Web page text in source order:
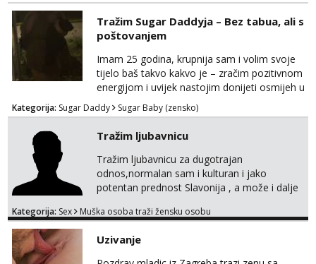
Tražim Sugar Daddyja – Bez tabua, ali s
poštovanjem
Imam 25 godina, krupnija sam i volim svoje
tijelo baš takvo kakvo je – zračim pozitivnom
energijom i uvijek nastojim donijeti osmijeh u
nečiji dan. Tražim zrelu, galantnu osobu za
ugodno, opušteno i uzajamno korisno
druženje – bez lažnih obećanja i s puno
iskrenosti. Nisam prostitutka, niti želim biti –
ne zanima me “posao”, već odnos temeljen
na međusobnom poštovanju, povjerenju i
pažnji. Voli...
Kategorija: Sugar Daddy Sugar Baby (zensko)
Tražim ljubavnicu
Tražim ljubavnicu za dugotrajan
odnos,normalan sam i kulturan i jako
potentan prednost Slavonija , a može i dalje
ozbiljne žene koje su se našle u mom oglasu.
Kategorija: Sex Muška osoba traži žensku osobu
Uzivanje